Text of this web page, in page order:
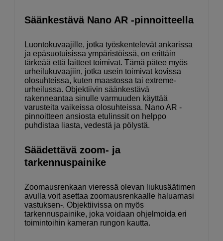
Säänkestävä Nano AR -pinnoitteella
Luontokuvaajille, jotka työskentelevät ankarissa
ja epäsuotuisissa ympäristöissä, on erittäin
tärkeää että laitteet toimivat. Tämä pätee myös
urheilukuvaajiin, jotka usein toimivat kovissa
olosuhteissa, kuten maastossa tai extreme-
urheilussa. Objektiivin säänkestävä
rakenneantaa sinulle varmuuden käyttää
varusteita vaikeissa olosuhteissa. Nano AR -
pinnoitteen ansiosta etulinssit on helppo
puhdistaa liasta, vedestä ja pölystä.
Säädettävä zoom- ja
tarkennuspainike
Zoomausrenkaan vieressä olevan liukusäätimen
avulla voit asettaa zoomausrenkaalle haluamasi
vastuksen-. Objektiivissa on myös
tarkennuspainike, joka voidaan ohjelmoida eri
toimintoihin kameran rungon kautta.